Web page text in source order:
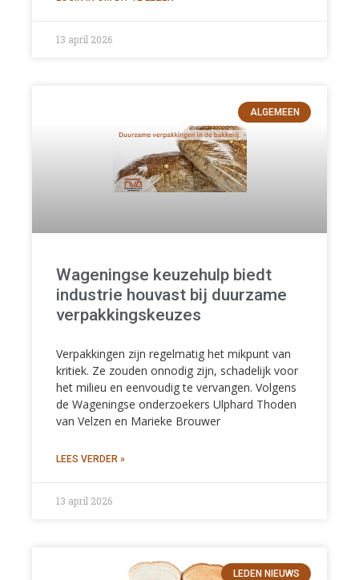
13 april 2026
ALGEMEEN
Wageningse keuzehulp biedt
industrie houvast bij duurzame
verpakkingskeuzes
Verpakkingen zijn regelmatig het mikpunt van
kritiek. Ze zouden onnodig zijn, schadelijk voor
het milieu en eenvoudig te vervangen. Volgens
de Wageningse onderzoekers Ulphard Thoden
van Velzen en Marieke Brouwer
LEES VERDER »
13 april 2026
LEDEN NIEUWS